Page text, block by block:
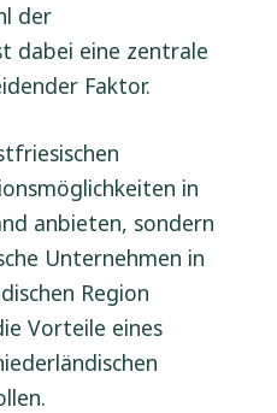
der
dabei eine zentrale
Faktor.
in
anbieten, sondern
Unternehmen in
Region
Vorteile eines